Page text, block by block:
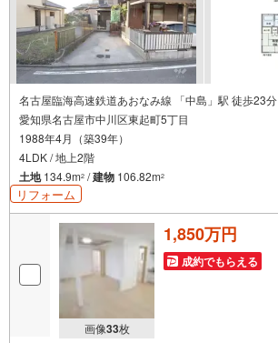
名古屋臨海高速鉄道あおなみ線 「中島」駅 徒歩23分
愛知県名古屋市中川区東起町5丁目
1988年4月（築39年）
4LDK / 地上2階
土地134.9m2 /建物 106.82m2
リフォーム
画像33枚
1,850万円
成約でもらえる